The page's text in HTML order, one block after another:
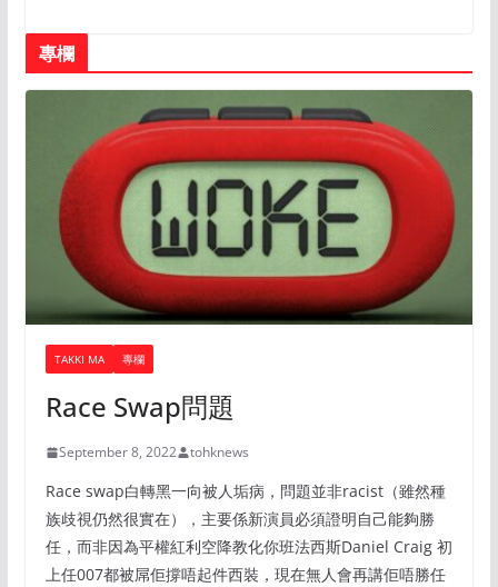
專欄
TAKKI MA 專欄
Race Swap問題
September 8, 2022 tohknews
Race swap白轉黑一向被人垢病，問題並非racist（雖然種
族歧視仍然很實在），主要係新演員必須證明自己能夠勝
任，而非因為平權紅利空降教化你班法西斯Daniel Craig 初
上任007都被屌佢撐唔起件西裝，現在無人會再講佢唔勝任